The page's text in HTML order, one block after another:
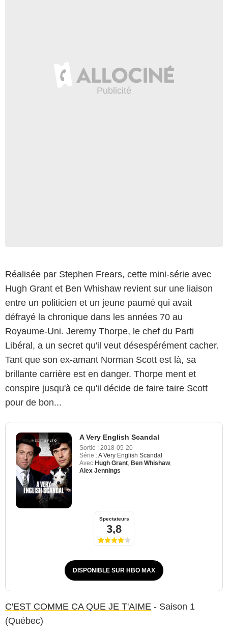
Réalisée par Stephen Frears, cette mini-série avec
Hugh Grant et Ben Whishaw revient sur une liaison
entre un politicien et un jeune paumé qui avait
défrayé la chronique dans les années 70 au
Royaume-Uni. Jeremy Thorpe, le chef du Parti
Libéral, a un secret qu'il veut désespérément cacher.
Tant que son ex-amant Norman Scott est là, sa
brillante carrière est en danger. Thorpe ment et
conspire jusqu'à ce qu'il décide de faire taire Scott
pour de bon...
A Very English Scandal
Sortie : 2018-05-20
Série :A Very English Scandal
Avec Hugh Grant Ben Whishaw,
Alex Jennings
Spectateurs
3,8
DISPONIBLE SUR HBO MAX
C'EST COMME CA QUE JE T'AIME - Saison 1
(Québec)